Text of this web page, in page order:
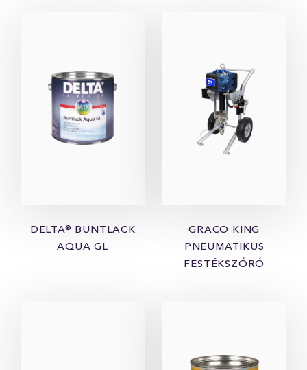
DELTA® BUNTLACK
AQUA GL
GRACO KING
PNEUMATIKUS
FESTÉKSZÓRÓ